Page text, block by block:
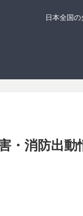
日本全国
・消防出動